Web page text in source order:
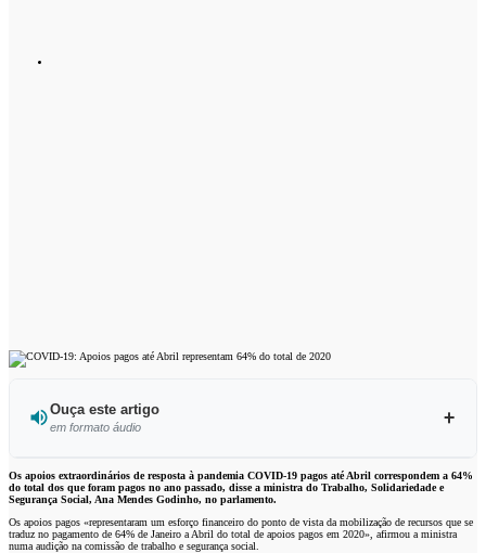
Ouça este artigo
em formato áudio
Ouvir este artigo
Os apoios extraordinários de resposta à pandemia COVID-19 pagos até Abril correspondem a 64%
do total dos que foram pagos no ano passado, disse a ministra do Trabalho, Solidariedade e
Segurança Social, Ana Mendes Godinho, no parlamento.
Os apoios pagos «representaram um esforço financeiro do ponto de vista da mobilização de recursos que se
traduz no pagamento de 64% de Janeiro a Abril do total de apoios pagos em 2020», afirmou a ministra
numa audição na comissão de trabalho e segurança social.